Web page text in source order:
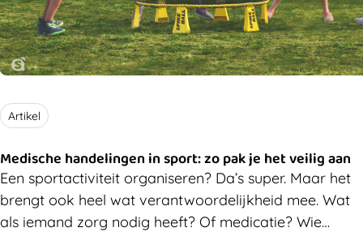
Artikel
Medische handelingen in sport: zo pak je het veilig aan
Een sportactiviteit organiseren? Da’s super. Maar het
brengt ook heel wat verantwoordelijkheid mee. Wat
als iemand zorg nodig heeft? Of medicatie? Wie